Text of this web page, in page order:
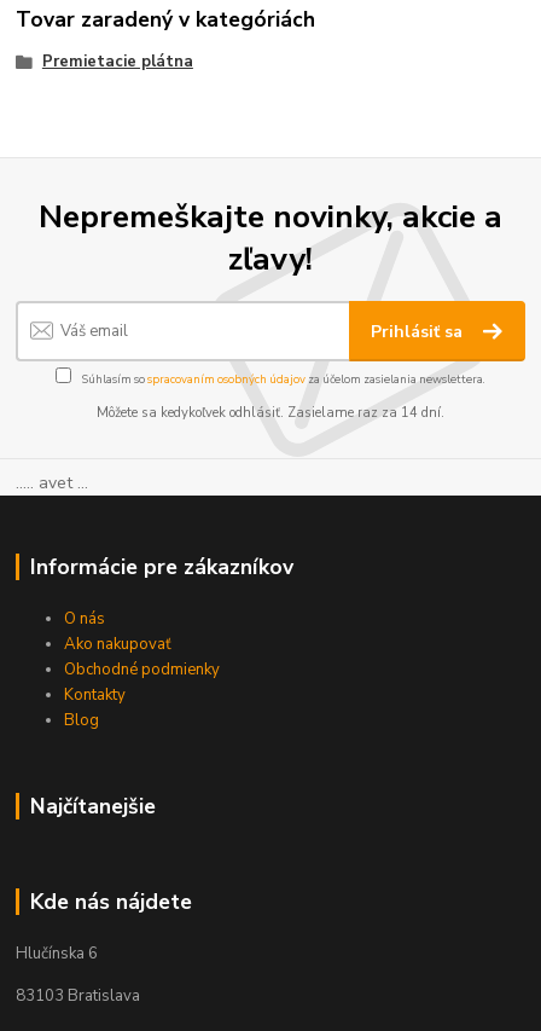
Tovar zaradený v kategóriách
Premietacie plátna
Nepremeškajte novinky, akcie a
zľavy!
Prihlásiť sa
Súhlasím sospracovaním osobných údajov za účelom zasielania newslettera.
Môžete sa kedykoľvek odhlásiť. Zasielame raz za 14 dní.
..... avet ...
Informácie pre zákazníkov
O nás
Ako nakupovať
Obchodné podmienky
Kontakty
Blog
Najčítanejšie
Kde nás nájdete
Hlučínska 6
83103 Bratislava